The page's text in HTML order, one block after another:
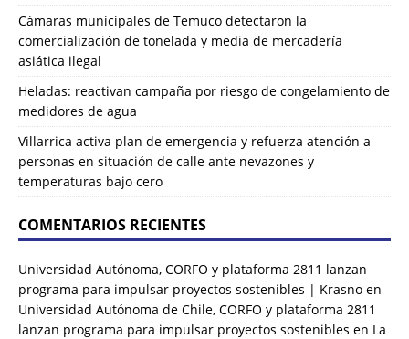
Cámaras municipales de Temuco detectaron la
comercialización de tonelada y media de mercadería
asiática ilegal
Heladas: reactivan campaña por riesgo de congelamiento de
medidores de agua
Villarrica activa plan de emergencia y refuerza atención a
personas en situación de calle ante nevazones y
temperaturas bajo cero
COMENTARIOS RECIENTES
Universidad Autónoma, CORFO y plataforma 2811 lanzan
programa para impulsar proyectos sostenibles | Krasno en
Universidad Autónoma de Chile, CORFO y plataforma 2811
lanzan programa para impulsar proyectos sostenibles en La